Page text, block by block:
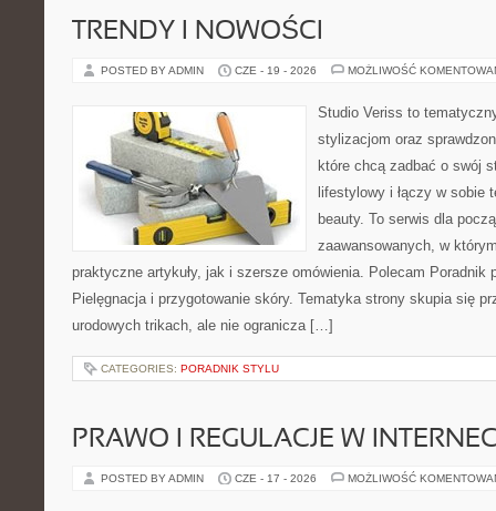
TRENDY I NOWOŚCI
POSTED BY ADMIN CZE - 19 - 2026 MOŻLIWOŚĆ
Studio Veriss to
stylizacjom oraz
które chcą zadbać o swój
lifestylowy i łączy w sobie
beauty. To serwis dla
zaawansowanych, w
praktyczne artykuły, jak i szersze omówienia. Polecam
Pielęgnacja i przygotowanie skóry. Tematyka strony skupia się
urodowych trikach, ale nie ogranicza […]
CATEGORIES: PORADNIK STYLU
PRAWO I REGULACJE W
POSTED BY ADMIN CZE - 17 - 2026 MOŻLIWOŚĆ